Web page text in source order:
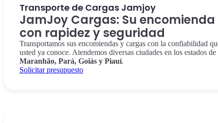
Transporte de Cargas Jamjoy
JamJoy Cargas: Su encomienda
con rapidez y seguridad
Transportamos sus encomiendas y cargas con la confiabilidad
usted ya conoce. Atendemos diversas ciudades en los estados de
Maranhão, Pará, Goiás y Piauí.
Solicitar presupuesto